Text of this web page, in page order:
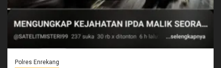
Polres Enrekang